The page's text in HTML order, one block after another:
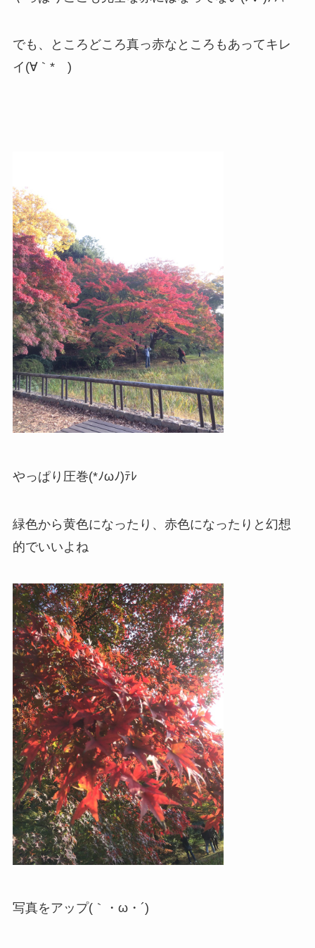
でも、ところどころ真っ赤なところもあってキレ
イ(∀｀*ゞ)
やっぱり圧巻(*ﾉωﾉ)ﾃﾚ
緑色から黄色になったり、赤色になったりと幻想
的でいいよね
写真をアップ(｀・ω・´)